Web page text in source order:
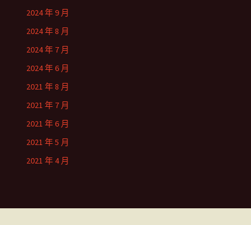
2024 年 9 月
2024 年 8 月
2024 年 7 月
2024 年 6 月
2021 年 8 月
2021 年 7 月
2021 年 6 月
2021 年 5 月
2021 年 4 月